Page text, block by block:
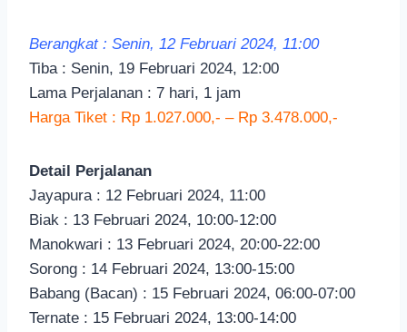
Berangkat : Senin, 12 Februari 2024, 11:00
Tiba : Senin, 19 Februari 2024, 12:00
Lama Perjalanan : 7 hari, 1 jam
Harga Tiket : Rp 1.027.000,- – Rp 3.478.000,-
Detail Perjalanan
Jayapura : 12 Februari 2024, 11:00
Biak : 13 Februari 2024, 10:00-12:00
Manokwari : 13 Februari 2024, 20:00-22:00
Sorong : 14 Februari 2024, 13:00-15:00
Babang (Bacan) : 15 Februari 2024, 06:00-07:00
Ternate : 15 Februari 2024, 13:00-14:00